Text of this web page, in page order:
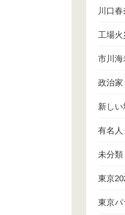
川口春
工場火
市川海
政治家
新しい
有名人
未分類
東京
東京パ